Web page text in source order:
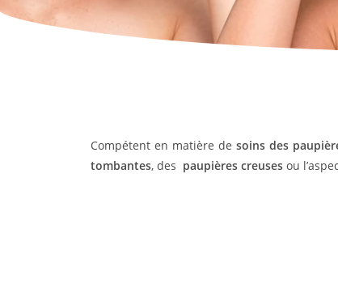
Compétent en matière de soins des
tombantes, des paupières creuses ou